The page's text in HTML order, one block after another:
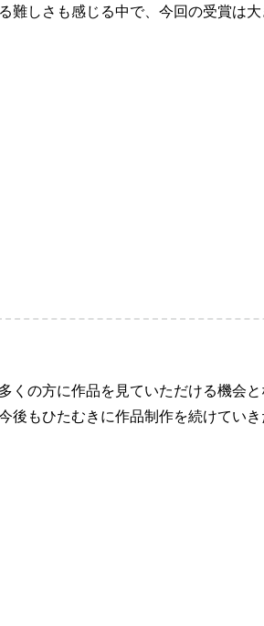
難しさも感じる中で、今回の受賞は大
の方に作品を見ていただける機会と
もひたむきに作品制作を続けていき